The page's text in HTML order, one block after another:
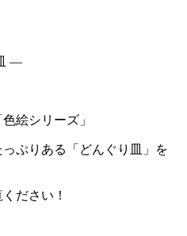
―
絵シリーズ」
ぷりある「どんぐり皿」を
ださい！